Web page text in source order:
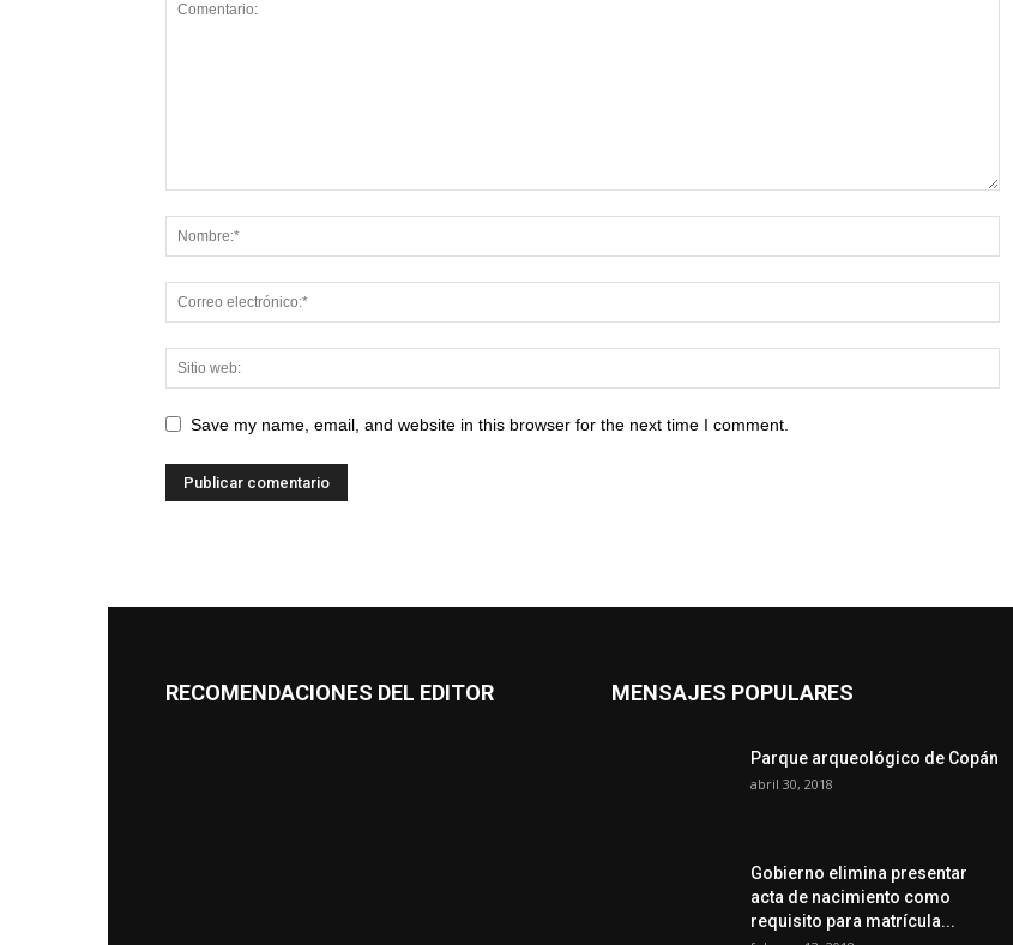
Save my name, email, and website in this browser for the next time I comment.
RECOMENDACIONES DEL EDITOR MENSAJES POPULARES
Parque arqueológico de Copán
abril 30, 2018
Gobierno elimina presentar
acta de nacimiento como
requisito para matrícula...